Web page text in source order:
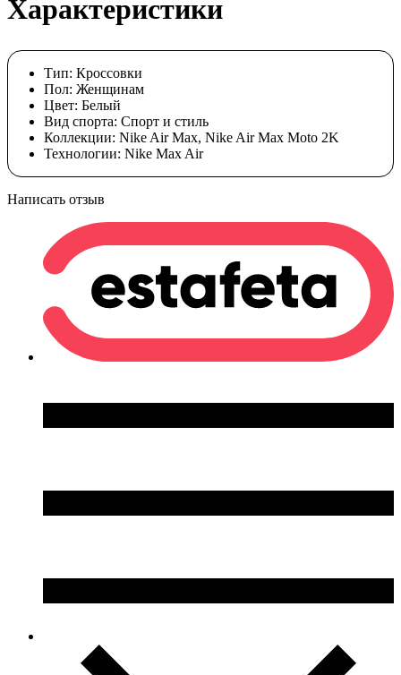
Характеристики
Тип: Кроссовки
Пол: Женщинам
Цвет: Белый
Вид спорта: Спорт и стиль
Коллекции: Nike Air Max, Nike Air Max Moto 2K
Технологии: Nike Max Air
Написать отзыв